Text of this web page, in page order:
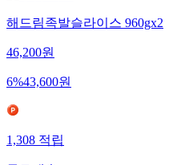
해드림족발슬라이스 960gx2
46,200원
6%43,600원
1,308적립